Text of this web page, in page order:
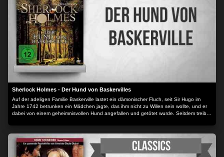
Sherlock Holmes - Der Hund von Baskervilles
Auf der adeligen Familie Baskerville lastet ein dämonischer Fluch, seit Sir Hugo im
Jahre 1742 betrunken ein Mädchen jagte, das ihm nicht zu Willen sein wollte, und er
dabei von einem geheimnisvollen Hund angefallen und getötet wurde. Seitdem treibt
Sitz der Familie umgeben.